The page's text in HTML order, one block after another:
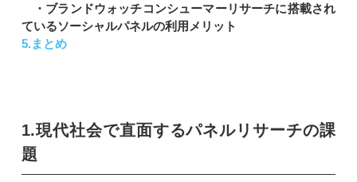
・ブランドウォッチコンシューマーリサーチに搭載され
ているソーシャルパネルの利用メリット
5.まとめ
1.現代社会で直面するパネルリサーチの課
題